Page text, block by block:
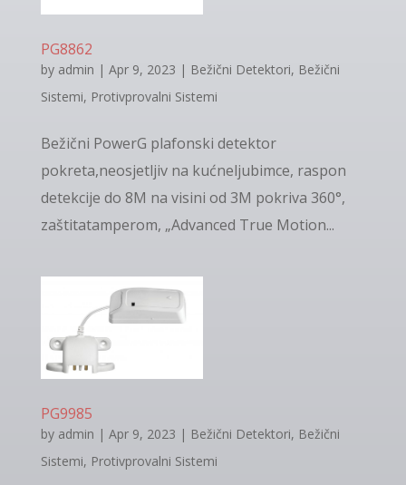
PG8862
by admin | Apr 9, 2023 | Bežični Detektori, Bežični
Sistemi, Protivprovalni Sistemi
Bežični PowerG plafonski detektor
pokreta,neosjetljiv na kućneljubimce, raspon
detekcije do 8M na visini od 3M pokriva 360°,
zaštitatamperom, „Advanced True Motion...
PG9985
by admin | Apr 9, 2023 | Bežični Detektori, Bežični
Sistemi, Protivprovalni Sistemi